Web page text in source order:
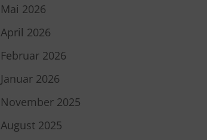
Mai 2026
April 2026
Februar 2026
Januar 2026
November 2025
August 2025